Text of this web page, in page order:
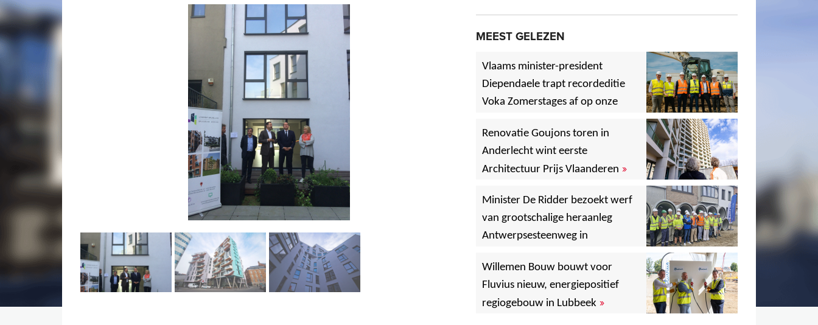
MEEST GELEZEN
Vlaams minister-president
Diependaele trapt recordeditie
Voka Zomerstages af op onze
,
,
Renovatie Goujons toren in
Anderlecht wint eerste
Architectuur Prijs Vlaanderen »
, ,
,
Minister De Ridder bezoekt werf
van grootschalige heraanleg
Antwerpsesteenweg in
,
Willemen Bouw bouwt voor
Fluvius nieuw, energiepositief
regiogebouw in Lubbeek »